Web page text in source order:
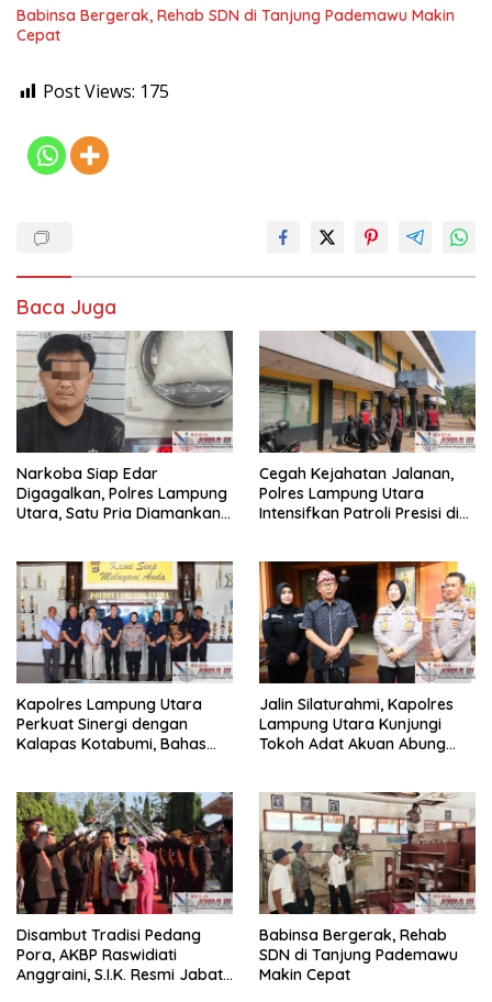
Babinsa Bergerak, Rehab SDN di Tanjung Pademawu Makin
Cepat
Post Views: 175
Baca Juga
Narkoba Siap Edar
Digagalkan, Polres Lampung
Utara, Satu Pria Diamankan
Cegah Kejahatan Jalanan,
Polres Lampung Utara
Intensifkan Patroli Presisi di
Kapolres Lampung Utara
Perkuat Sinergi dengan
Kalapas Kotabumi, Bahas
Jalin Silaturahmi, Kapolres
Lampung Utara Kunjungi
Tokoh Adat Akuan Abung
Disambut Tradisi Pedang
Pora, AKBP Raswidiati
Anggraini, S.I.K. Resmi Jabat
Babinsa Bergerak, Rehab
SDN di Tanjung Pademawu
Makin Cepat